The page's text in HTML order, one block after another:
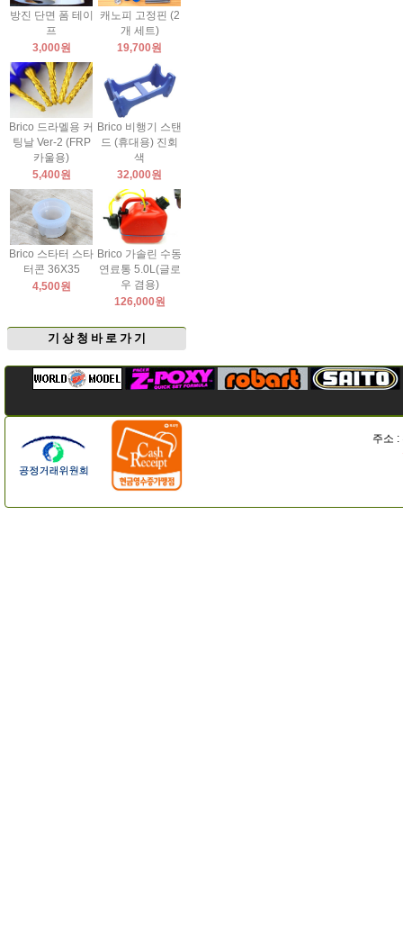
방진 단면 폼 테이
프
3,000원
캐노피 고정핀 (2
개 세트)
19,700원
Brico 드라멜용 커
팅날 Ver-2 (FRP
카울용)
5,400원
Brico 비행기 스탠
드 (휴대용) 진회
색
32,000원
Brico 스타터 스타
터콘 36X35
4,500원
Brico 가솔린 수동
연료통 5.0L(글로
우 겸용)
126,000원
기 상 청 바 로 가 기
주소